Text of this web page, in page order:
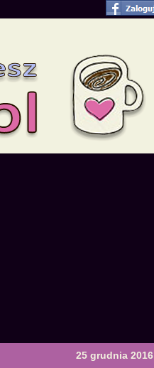
25 grudnia 2016